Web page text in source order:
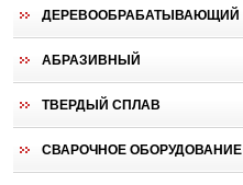
ДЕРЕВООБРАБАТЫВАЮЩИЙ
АБРАЗИВНЫЙ
ТВЕРДЫЙ СПЛАВ
СВАРОЧНОЕ ОБОРУДОВАНИЕ